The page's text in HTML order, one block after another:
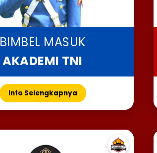
BIMBEL MASUK
AKADEMI TNI
Info Selengkapnya